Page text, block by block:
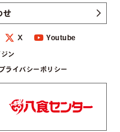
せ
Ｘ Youtube
ン
プライバシーポリシー